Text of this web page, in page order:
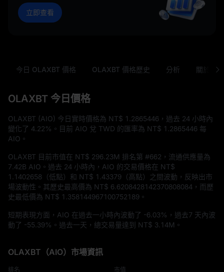
立即查看
今日 OLAXBT 價格 OLAXBT 價格歷史 分析 關於
OLAXBT 今日價格
OLAXBT (AIO) 今日實時價格為 NT$ 1.2865446 ，過去 24 小時內
變化了 4.22% 。目前 AIO 兌 TWD 的匯率為 NT$ 1.2865446 每
AIO。
OLAXBT 目前市值在 NT$ 296.23M 排名第 #662 ，流通供應量為
7.42B AIO 。過去 24 小時內，AIO 的交易價格在 NT$
1.1402658 （低點）和 NT$ 1.43379 （高點）之間波動，反映出市
場波動性。其歷史最高價為 NT$ 6.6208428142370808084 ，而歷
史最低價為 NT$ 1.358144967100752189 。
短期表現方面，AIO 在過去一小時內波動了 -6.03% ，過去7 天內波
動了 -55.39% 。過去一天，總交易量達到 NT$ 3.14M 。
OLAXBT（AIO）市場資訊
排名 市值